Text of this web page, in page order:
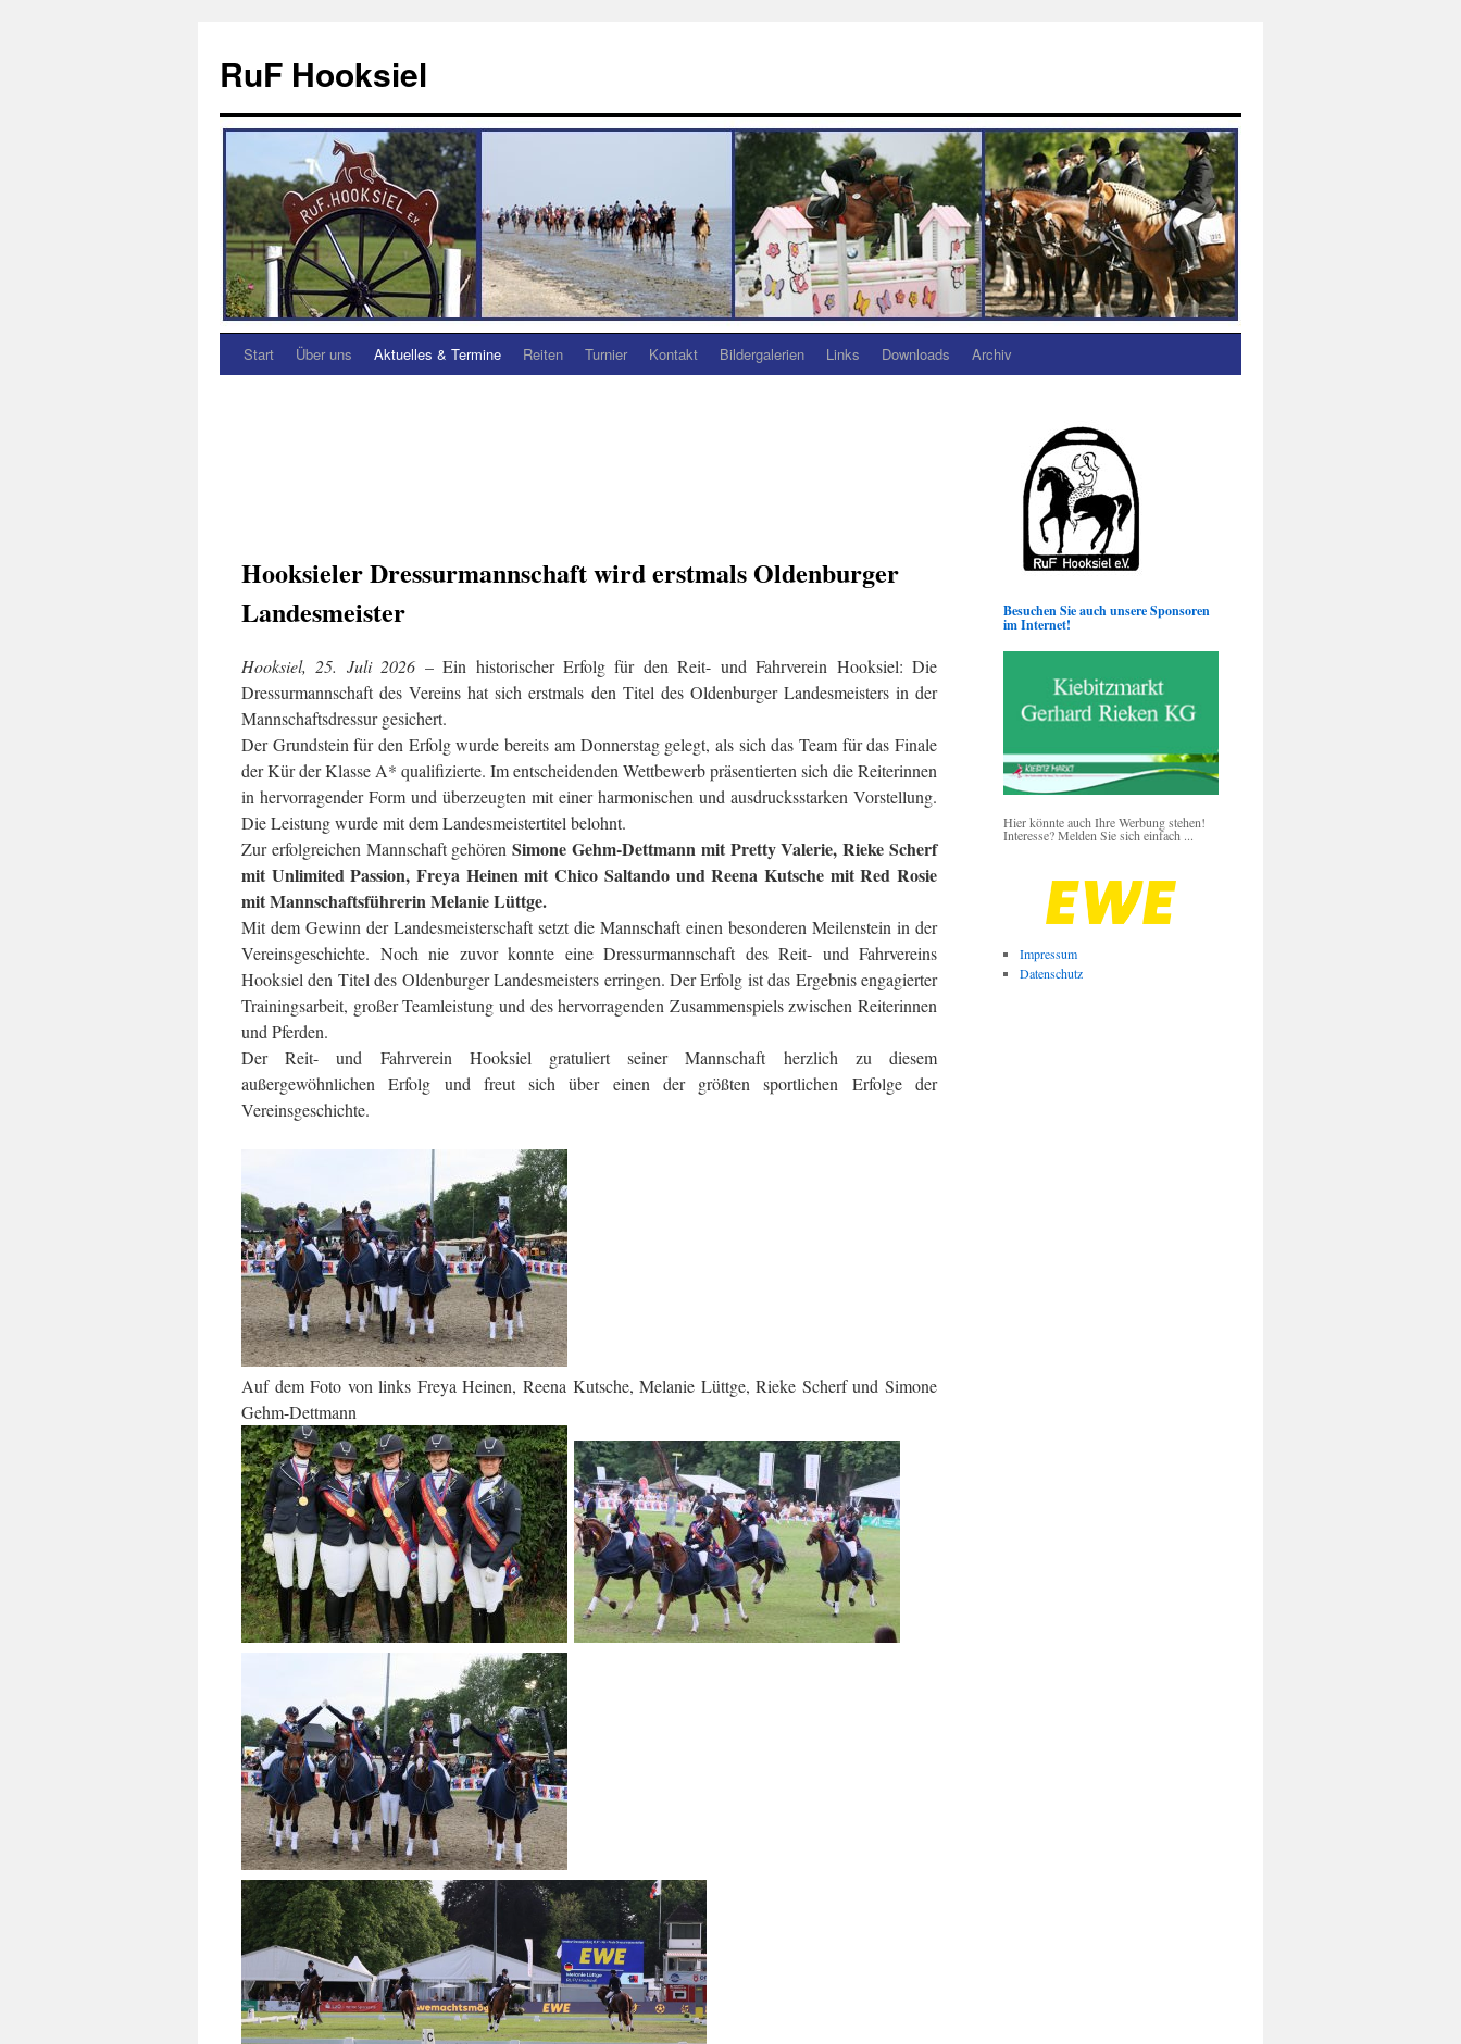
RuF Hooksiel
Start Über uns Aktuelles & Termine Reiten Turnier Kontakt Bildergalerien Links Downloads Archiv
Hooksieler Dressurmannschaft wird erstmals Oldenburger
Landesmeister
Hooksiel, 25. Juli 2026 – Ein historischer Erfolg für den Reit- und Fahrverein Hooksiel: Die
Dressurmannschaft des Vereins hat sich erstmals den Titel des Oldenburger Landesmeisters in der
Mannschaftsdressur gesichert.
Der Grundstein für den Erfolg wurde bereits am Donnerstag gelegt, als sich das Team für das Finale
der Kür der Klasse A* qualifizierte. Im entscheidenden Wettbewerb präsentierten sich die Reiterinnen
in hervorragender Form und überzeugten mit einer harmonischen und ausdrucksstarken Vorstellung.
Die Leistung wurde mit dem Landesmeistertitel belohnt.
Zur erfolgreichen Mannschaft gehörenSimone Gehm-Dettmann mit Pretty Valerie, Rieke Scherf
mit Unlimited Passion, Freya Heinen mit Chico Saltando und Reena Kutsche mit Red Rosie
mit Mannschaftsführerin Melanie Lüttge.
Mit dem Gewinn der Landesmeisterschaft setzt die Mannschaft einen besonderen Meilenstein in der
Vereinsgeschichte. Noch nie zuvor konnte eine Dressurmannschaft des Reit- und Fahrvereins
Hooksiel den Titel des Oldenburger Landesmeisters erringen. Der Erfolg ist das Ergebnis engagierter
Trainingsarbeit, großer Teamleistung und des hervorragenden Zusammenspiels zwischen Reiterinnen
und Pferden.
Der Reit- und Fahrverein Hooksiel gratuliert seiner Mannschaft herzlich zu diesem
außergewöhnlichen Erfolg und freut sich über einen der größten sportlichen Erfolge der
Vereinsgeschichte.
Auf dem Foto von links Freya Heinen, Reena Kutsche, Melanie Lüttge, Rieke Scherf und Simone
Gehm-Dettmann
Besuchen Sie auch unsere Sponsoren
im Internet!
Hier könnte auch Ihre Werbung stehen!
Interesse? Melden Sie sich einfach ...
Impressum
Datenschutz